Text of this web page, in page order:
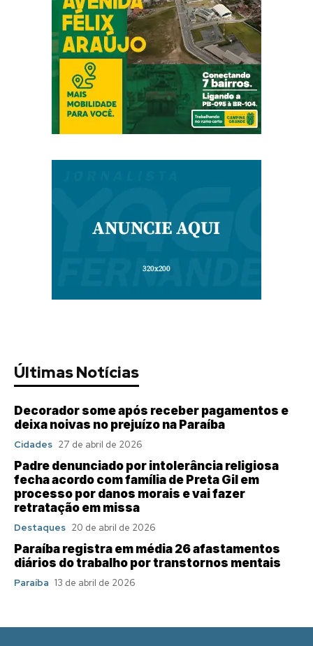
Últimas Notícias
Decorador some após receber pagamentos e
deixa noivas no prejuízo na Paraíba
Cidades 27 de abril de 2026
Padre denunciado por intolerância religiosa
fecha acordo com família de Preta Gil em
processo por danos morais e vai fazer
retratação em missa
Destaques 20 de abril de 2026
Paraíba registra em média 26 afastamentos
diários do trabalho por transtornos mentais
Paraíba 13 de abril de 2026